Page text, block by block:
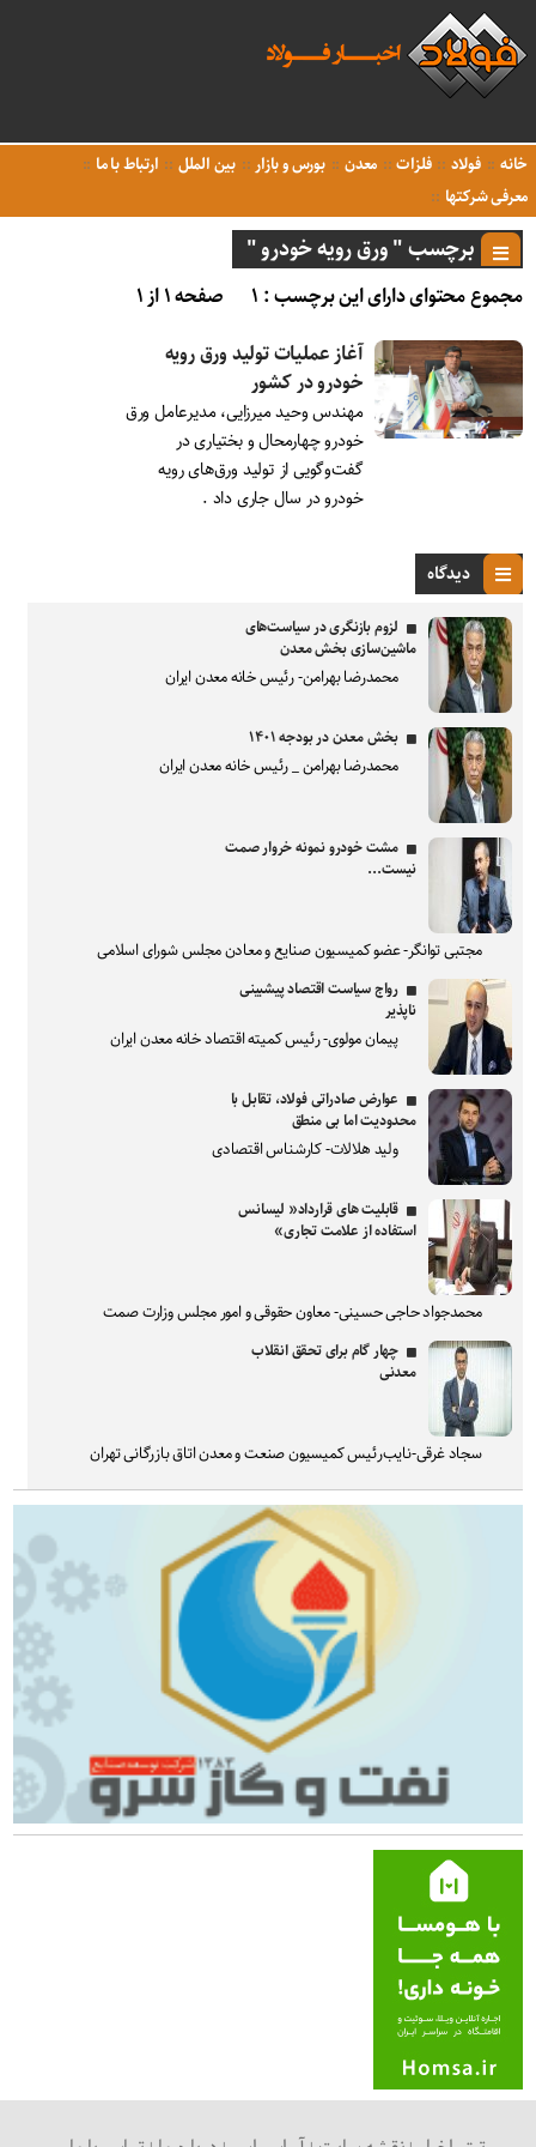
خانه فولاد فلزات معدن بورس و بازار بین الملل
ارتباط با ما
معرفی شرکتها
برچسب " ورق رویه خودرو "
مجموع محتوای دارای این برچسب : ۱
صفحه ۱ از ۱
آغاز عملیات تولید ورق رویه
خودرو در کشور
مهندس وحید میرزایی، مدیرعامل ورق
خودرو چهارمحال و بختیاری در
گفت‌وگویی از تولید ورق‌های رویه
خودرو در سال جاری داد .
دیدگاه
لزوم بازنگری در سیاست‌های
ماشین‌سازی بخش معدن
محمدرضا بهرامن- رئیس خانه معدن ایران
بخش معدن در بودجه ۱۴۰۱
محمدرضا بهرامن _ رئیس خانه معدن ایران
مشت خودرو نمونه خروار صمت
نیست...
مجتبی توانگر- عضو کمیسیون صنایع و معادن مجلس شورای اسلامی
رواج سیاست اقتصاد پیشبینی
ناپذیر
پیمان مولوی- رئیس کمیته اقتصاد خانه معدن ایران
عوارض صادراتی فولاد، تقابل با
محدودیت اما بی منطق
ولید هلالات- کارشناس اقتصادی
قابلیت های قرارداد« لیسانس
استفاده از علامت تجاری»
محمدجواد حاجی حسینی- معاون حقوقی و امور مجلس وزارت صمت
چهار گام برای تحقق انقلاب
معدنی
سجاد غرقی-نایب‌رئیس کمیسیون صنعت و معدن اتاق بازرگانی تهران